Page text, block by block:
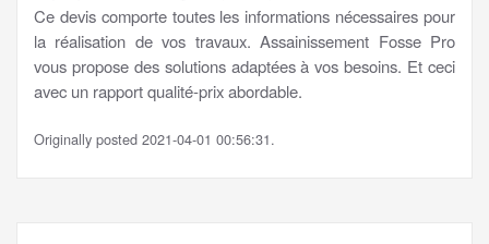
Ce devis comporte toutes les informations nécessaires pour
la réalisation de vos travaux. Assainissement Fosse Pro
vous propose des solutions adaptées à vos besoins. Et ceci
avec un rapport qualité-prix abordable.
Originally posted 2021-04-01 00:56:31.